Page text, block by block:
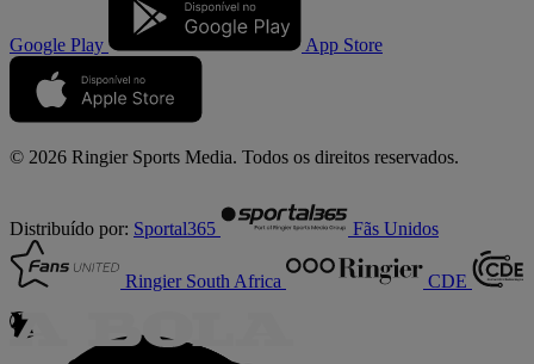
Google Play App Store
© 2026 Ringier Sports Media. Todos os direitos reservados.
Distribuído por: Sportal365 Fãs Unidos
Ringier South Africa CDE